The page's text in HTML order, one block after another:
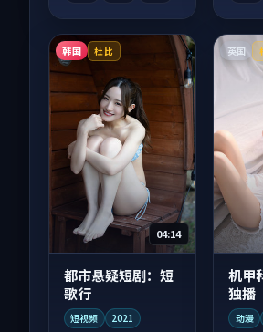
韩国 杜比
04:14
都市悬疑短剧：短
歌行
短视频 2021
英国
机甲
独播
动漫